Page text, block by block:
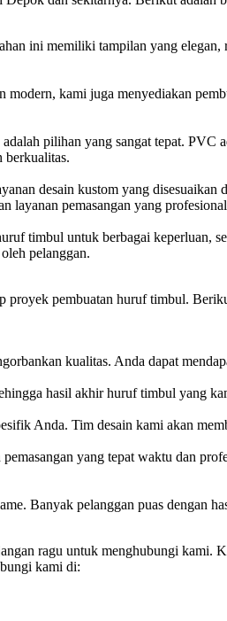
ini memiliki tampilan yang
kami juga menyediakan
pilihan yang sangat tepat.
berkualitas.
desain kustom yang
layanan pemasangan yang
timbul untuk berbagai keperluan,
pelanggan.
pembuatan huruf timbul.
kualitas. Anda dapat
hasil akhir huruf timbul yang
Anda. Tim desain kami akan
yang tepat waktu dan
Banyak pelanggan puas dengan
ragu untuk menghubungi
kami di: